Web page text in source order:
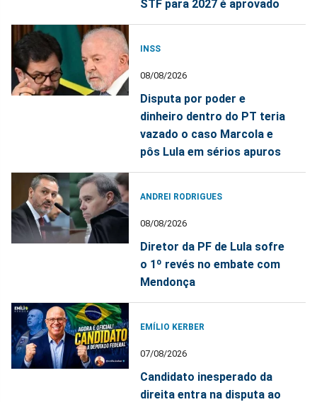
STF para 2027 é aprovado
INSS
08/08/2026
Disputa por poder e
dinheiro dentro do PT teria
vazado o caso Marcola e
pôs Lula em sérios apuros
ANDREI RODRIGUES
08/08/2026
Diretor da PF de Lula sofre
o 1º revés no embate com
Mendonça
EMÍLIO KERBER
07/08/2026
Candidato inesperado da
direita entra na disputa ao